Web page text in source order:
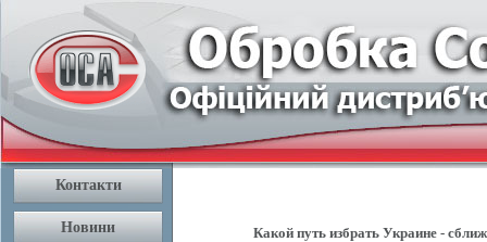
Какой путь избрать Украине -